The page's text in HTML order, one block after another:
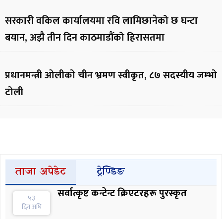
सरकारी वकिल कार्यालयमा रवि लामिछानेको छ घन्टा
बयान, अझै तीन दिन काठमाडौंको हिरासतमा
प्रधानमन्त्री ओलीको चीन भ्रमण स्वीकृत, ८७ सदस्यीय जम्भो
टोली
ताजा अपेडेट ट्रेण्डिङ
५३
दिन अघि
सर्वात्कृष्ट कन्टेन्ट क्रिएटरहरू पुरस्कृत